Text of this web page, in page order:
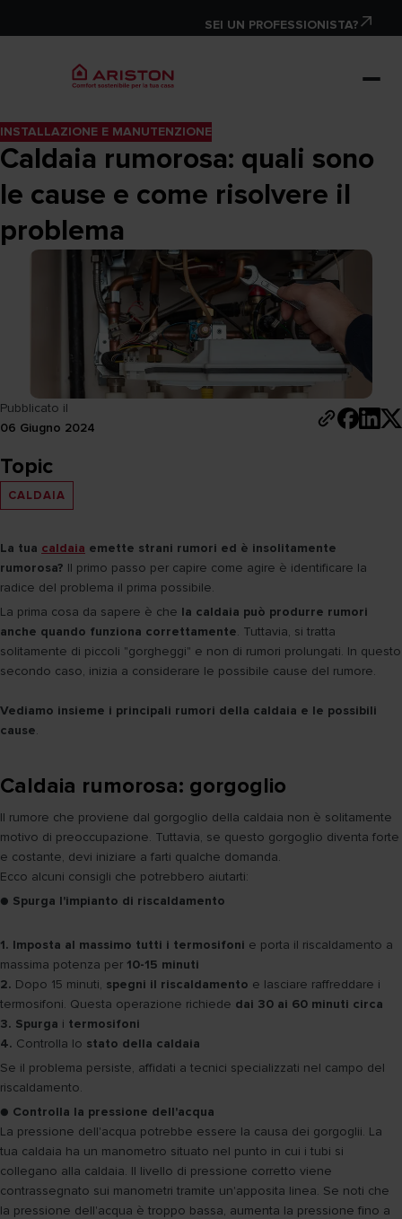
SEI UN PROFESSIONISTA?
INSTALLAZIONE E MANUTENZIONE
Caldaia rumorosa: quali sono
le cause e come risolvere il
problema
Pubblicato il
06 Giugno 2024
Topic
CALDAIA
La tua caldaia emette strani rumori ed è insolitamente
rumorosa? Il primo passo per capire come agire è identificare la
radice del problema il prima possibile.
La prima cosa da sapere è che la caldaia può produrre rumori
anche quando funziona correttamente. Tuttavia, si tratta
solitamente di piccoli "gorgheggi" e non di rumori prolungati. In questo
secondo caso, inizia a considerare le possibile cause del rumore.
Vediamo insieme i principali rumori della caldaia e le possibili
cause.
Caldaia rumorosa: gorgoglio
Il rumore che proviene dal gorgoglio della caldaia non è solitamente
motivo di preoccupazione. Tuttavia, se questo gorgoglio diventa forte
e costante, devi iniziare a farti qualche domanda.
Ecco alcuni consigli che potrebbero aiutarti:
● Spurga l'impianto di riscaldamento
1. Imposta al massimo tutti i termosifoni e porta il riscaldamento a
massima potenza per 10-15 minuti
2. Dopo 15 minuti, spegni il riscaldamento e lasciare raffreddare i
termosifoni. Questa operazione richiede dai 30 ai 60 minuti circa
3. Spurga i termosifoni
4. Controlla lo stato della caldaia
Se il problema persiste, affidati a tecnici specializzati nel campo del
riscaldamento.
● Controlla la pressione dell'acqua
La pressione dell'acqua potrebbe essere la causa dei gorgoglii. La
tua caldaia ha un manometro situato nel punto in cui i tubi si
collegano alla caldaia. Il livello di pressione corretto viene
contrassegnato sui manometri tramite un'apposita linea. Se noti che
la pressione dell'acqua è troppo bassa, aumenta la pressione fino a